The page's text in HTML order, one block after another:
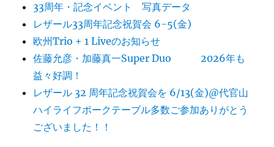
33周年・記念イベント 写真データ
レザール33周年記念祝賀会 6-5(金)
欧州Trio + 1 Liveのお知らせ
佐藤允彦・加藤真一Super Duo 2026年も
益々好調！
レザール 32 周年記念祝賀会を 6/13(金)@代官山
ハイライフポークテーブル多数ご参加ありがとう
ございました！！